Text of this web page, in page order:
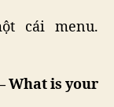
cái menu.
What is your